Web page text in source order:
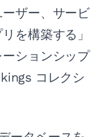
ザー、サービ
を構築する」
ションシップ
コレクシ